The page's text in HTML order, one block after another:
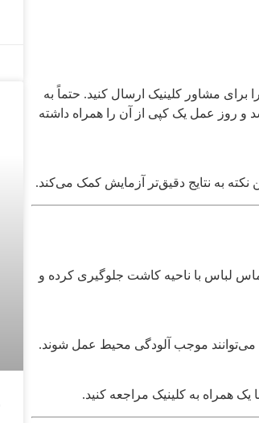
برای مشاور کلینیک ارسال کنید. حتماً به
و روز عمل یک کپی از آن را همراه داشته
لباس با ناحیه کاشت جلوگیری کرده و
می‌توانند موجب آلودگی محیط عمل شوند.
همراه به کلینیک مراجعه کنید.